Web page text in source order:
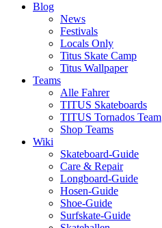
Blog
News
Festivals
Locals Only
Titus Skate Camp
Titus Wallpaper
Teams
Alle Fahrer
TITUS Skateboards
TITUS Tornados Team
Shop Teams
Wiki
Skateboard-Guide
Care & Repair
Longboard-Guide
Hosen-Guide
Shoe-Guide
Surfskate-Guide